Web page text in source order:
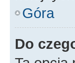
Góra
Do